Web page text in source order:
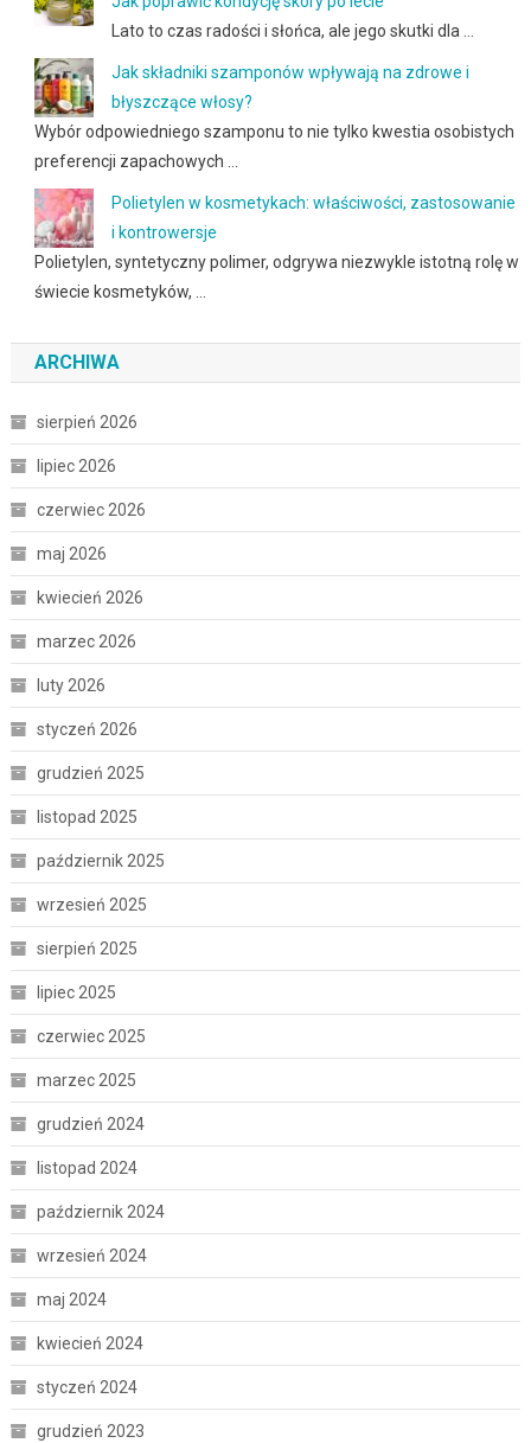
Lato to czas radości i słońca, ale jego skutki dla …
Jak składniki szamponów wpływają na zdrowe i
błyszczące włosy?
Wybór odpowiedniego szamponu to nie tylko kwestia osobistych
preferencji zapachowych …
Polietylen w kosmetykach: właściwości, zastosowanie
i kontrowersje
Polietylen, syntetyczny polimer, odgrywa niezwykle istotną rolę w
świecie kosmetyków, …
ARCHIWA
sierpień 2026
lipiec 2026
czerwiec 2026
maj 2026
kwiecień 2026
marzec 2026
luty 2026
styczeń 2026
grudzień 2025
listopad 2025
październik 2025
wrzesień 2025
sierpień 2025
lipiec 2025
czerwiec 2025
marzec 2025
grudzień 2024
listopad 2024
październik 2024
wrzesień 2024
maj 2024
kwiecień 2024
styczeń 2024
grudzień 2023